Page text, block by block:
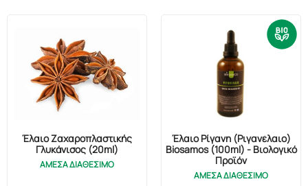
Έλαιο Ζαχαροπλαστικής
Γλυκάνισος (20ml)
ΑΜΕΣΑ ΔΙΑΘΕΣΙΜΟ
Έλαιο Ρίγανη (Ριγανέλαιο)
Biosamos (100ml) - Βιολογικό
Προϊόν
ΑΜΕΣΑ ΔΙΑΘΕΣΙΜΟ